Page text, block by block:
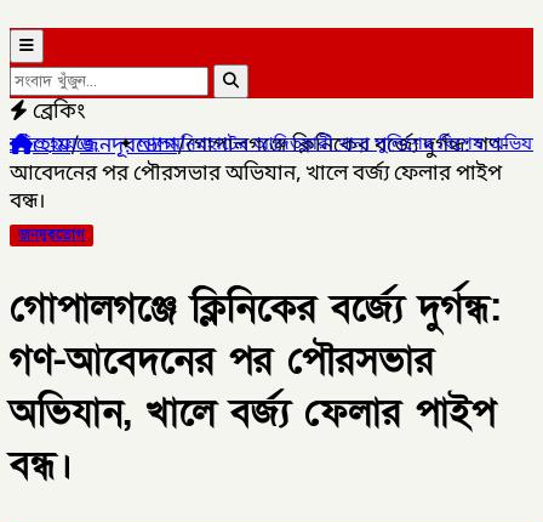
ব্রেকিং
আদিতমারী থানা পুলিশের বিশেষ অভিযানে , মাদক সম্রাট
হোম/জনদূরভোগ/গোপালগঞ্জে ক্লিনিকের বর্জ্যে দুর্গন্ধ: গণ-
আবেদনের পর পৌরসভার অভিযান, খালে বর্জ্য ফেলার পাইপ
বন্ধ।
জনদূরভোগ
গোপালগঞ্জে ক্লিনিকের বর্জ্যে দুর্গন্ধ:
গণ-আবেদনের পর পৌরসভার
অভিযান, খালে বর্জ্য ফেলার পাইপ
বন্ধ।